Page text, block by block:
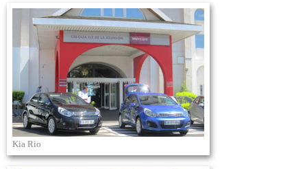
Kia Rio